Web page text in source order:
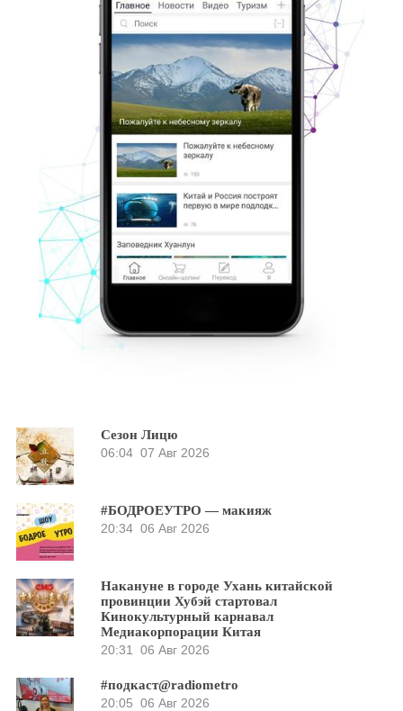
Сезон Лицю
06:04 07 Авг 2026
#БОДРОЕУТРО — макияж
20:34 06 Авг 2026
Накануне в городе Ухань китайской
провинции Хубэй стартовал
Кинокультурный карнавал
Медиакорпорации Китая
20:31
06 Авг 2026
#подкаст@radiometro
20:05 06 Авг 2026